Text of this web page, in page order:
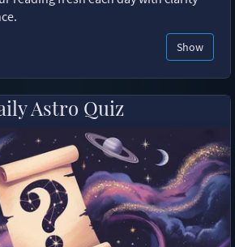
Show
Astro Quiz